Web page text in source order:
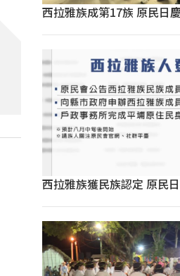
西拉雅族成第17族 原民日
西拉雅族獲民族認定 原民